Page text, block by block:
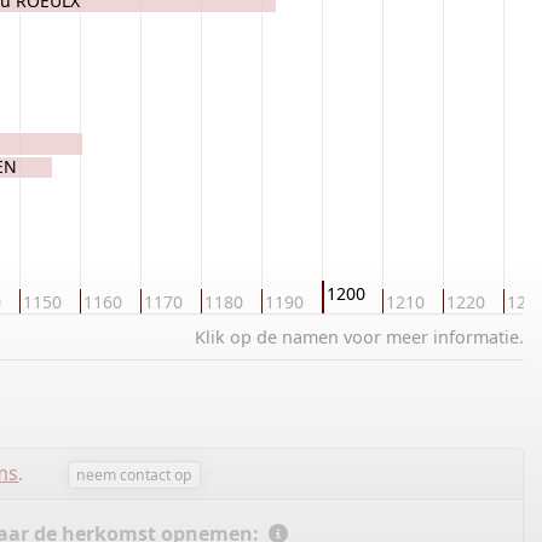
1150 1160 1170 1180 1190 1200 1210 1220
Klik op de namen voor meer informatie.
. neem contact op
de herkomst opnemen: